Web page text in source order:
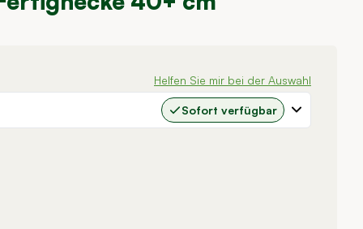
Helfen Sie mir bei der Auswahl
Sofort verfügbar